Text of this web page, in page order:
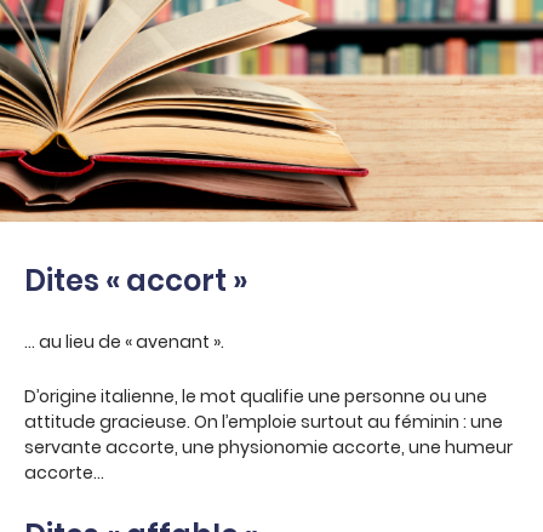
Dites « accort »
… au lieu de « avenant ».
D’origine italienne, le mot qualifie une personne ou une
attitude gracieuse. On l’emploie surtout au féminin : une
servante accorte, une physionomie accorte, une humeur
accorte…